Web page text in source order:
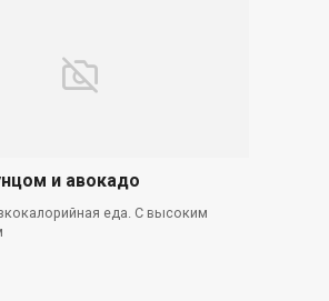
и авокадо
еда. С высоким